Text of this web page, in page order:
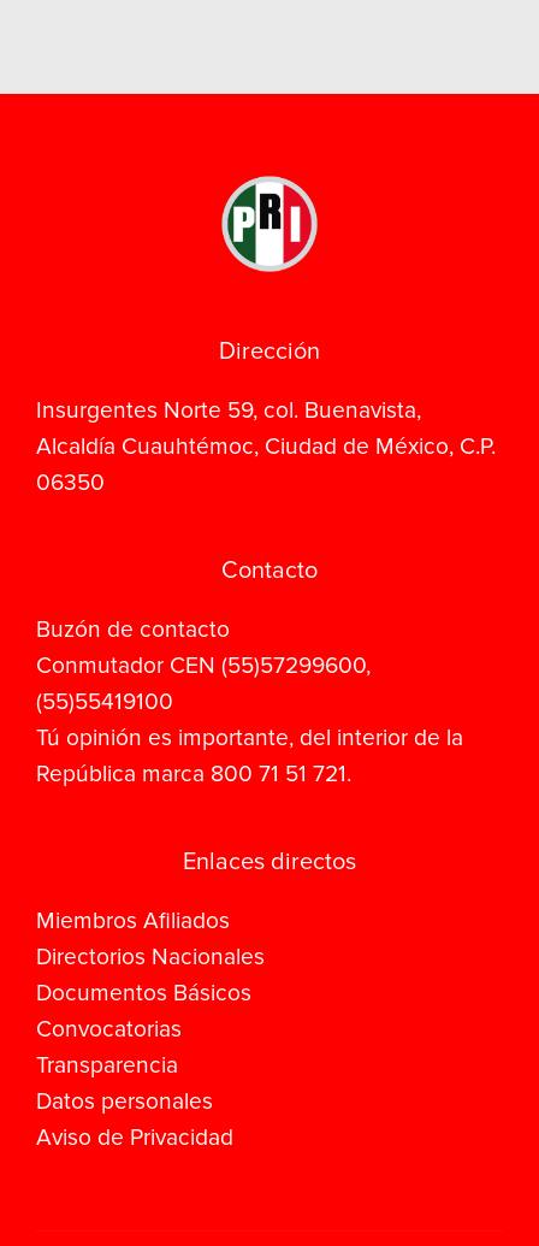
Dirección
Insurgentes Norte 59, col. Buenavista,
Alcaldía Cuauhtémoc, Ciudad de México, C.P.
06350
Contacto
Buzón de contacto
Conmutador CEN (55)57299600,
(55)55419100
Tú opinión es importante, del interior de la
República marca 800 71 51 721.
Enlaces directos
Miembros Afiliados
Directorios Nacionales
Documentos Básicos
Convocatorias
Transparencia
Datos personales
Aviso de Privacidad